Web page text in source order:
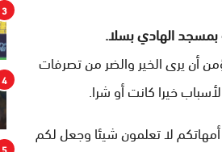
بمسجد الهادي بسلا.
أن يرى الخير والضر من تصرفات
خيرا كانت أو شرا.
لا تعلمون شيئا وجعل لكم
3
4
5